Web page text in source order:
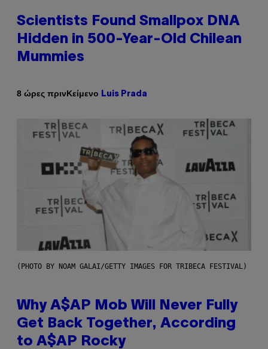
Scientists Found Smallpox DNA
Hidden in 500-Year-Old Chilean
Mummies
8 ώρες πρινΚείμενο Luis Prada
(PHOTO BY NOAM GALAI/GETTY IMAGES FOR TRIBECA FESTIVAL)
Why A$AP Mob Will Never Fully
Get Back Together, According
to A$AP Rocky